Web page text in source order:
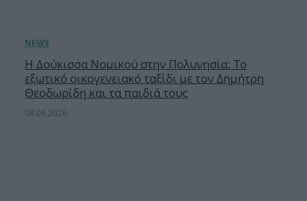
Η Δούκισσα Νομικού στην Πολυνησία: Το
εξωτικό οικογενειακό ταξίδι με τον Δημήτρη
Θεοδωρίδη και τα παιδιά τους
08.08.2026